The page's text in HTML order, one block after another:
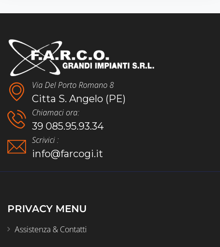
Via Del Porto Romano 8
Citta S. Angelo (PE)
Chiamaci ora:
39 085.95.93.34
Scrivici :
info@farcogi.it
PRIVACY MENU
Assistenza & Contatti